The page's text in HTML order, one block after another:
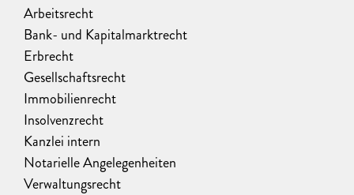
Arbeitsrecht
Bank- und Kapitalmarktrecht
Erbrecht
Gesellschaftsrecht
Immobilienrecht
Insolvenzrecht
Kanzlei intern
Notarielle Angelegenheiten
Verwaltungsrecht